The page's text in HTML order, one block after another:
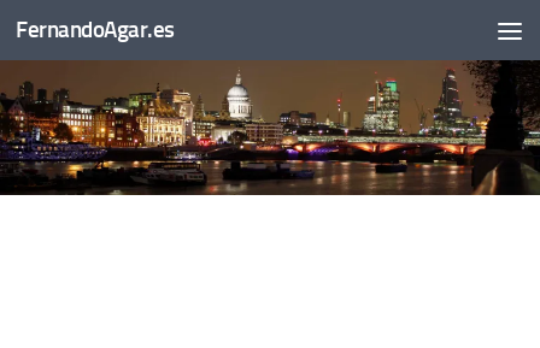
Saltar al contenido
FernandoAgar.es